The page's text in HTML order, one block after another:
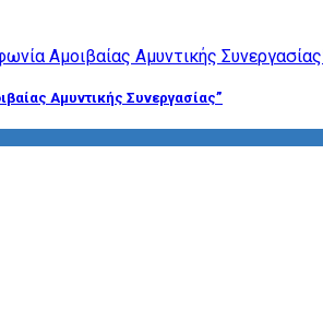
Αμυντικής Συνεργασίας”